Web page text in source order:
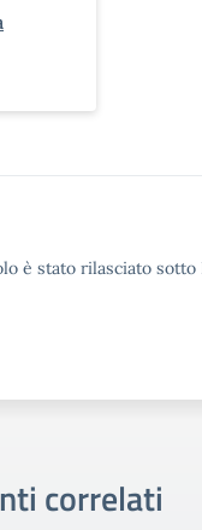
è stato rilasciato
correlati